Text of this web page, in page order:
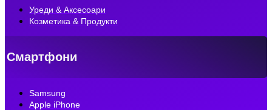
Уреди & Аксесоари
Козметика & Продукти
Смартфони
Samsung
Apple iPhone